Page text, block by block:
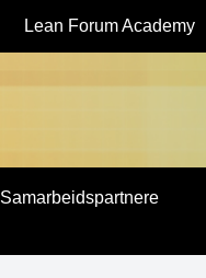
Lean Forum Academy
Samarbeidspartnere